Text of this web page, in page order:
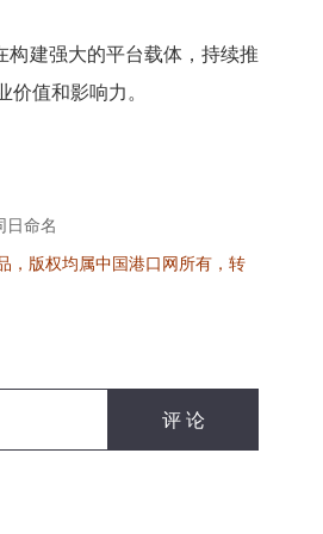
构建强大的平台载体，持续推
值和影响力。
日命名
，版权均属中国港口网所有，转